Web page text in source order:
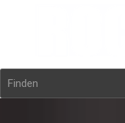
Finden